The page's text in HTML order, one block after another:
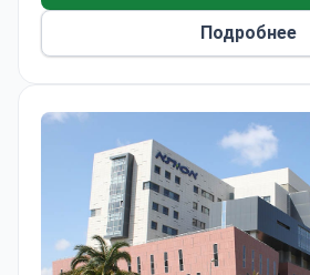
Подробнее